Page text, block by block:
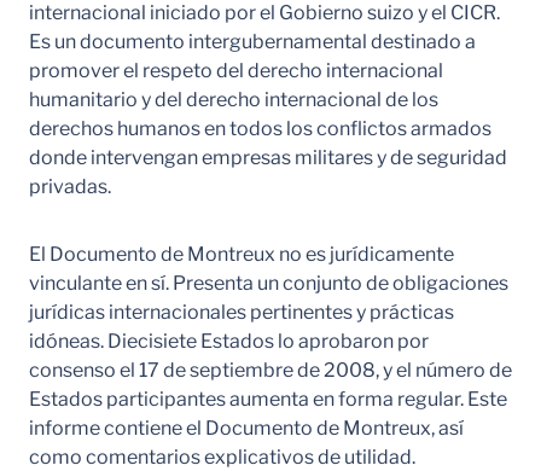
internacional iniciado por el Gobierno suizo y el CICR.
Es un documento intergubernamental destinado a
promover el respeto del derecho internacional
humanitario y del derecho internacional de los
derechos humanos en todos los conflictos armados
donde intervengan empresas militares y de seguridad
privadas.
El Documento de Montreux no es jurídicamente
vinculante en sí. Presenta un conjunto de obligaciones
jurídicas internacionales pertinentes y prácticas
idóneas. Diecisiete Estados lo aprobaron por
consenso el 17 de septiembre de 2008, y el número de
Estados participantes aumenta en forma regular. Este
informe contiene el Documento de Montreux, así
como comentarios explicativos de utilidad.